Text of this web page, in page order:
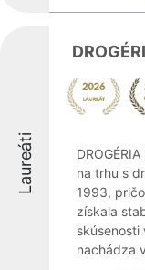
Laureáti
na trhu s
1993,
získala
skúsenosti
nachádza